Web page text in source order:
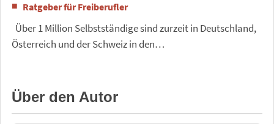
Ratgeber für Freiberufler
Über 1 Million Selbstständige sind zurzeit in Deutschland,
Österreich und der Schweiz in den…
Über den Autor